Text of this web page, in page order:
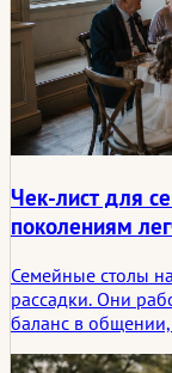
Чек-лист для
поколениям
Семейные столы
рассадки. Они
баланс в